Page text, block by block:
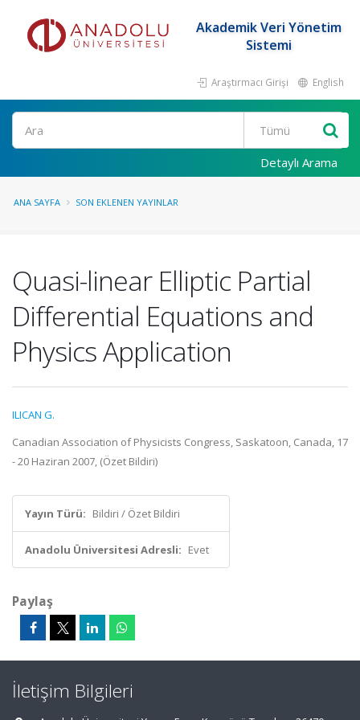
Akademik Veri Yönetim
Sistemi
Araştırmacı Girişi English
Ara
Detaylı Arama
ANA SAYFA SON EKLENEN YAYINLAR
Quasi-linear Elliptic Partial
Differential Equations and
Physics Application
ILICAN G.
Canadian Association of Physicists Congress, Saskatoon, Canada, 17
- 20 Haziran 2007, (Özet Bildiri)
Yayın Türü: Bildiri / Özet Bildiri
Anadolu Üniversitesi Adresli: Evet
Paylaş
İletişim Bilgileri